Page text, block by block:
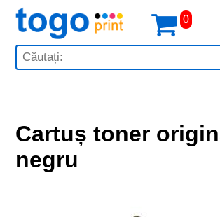
0
Cartuș toner
negru